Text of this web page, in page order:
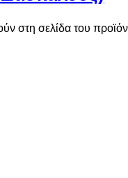
στη σελίδα του